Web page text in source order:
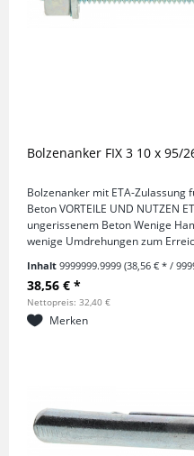
Bolzenanker FIX 3 10 x 95/
Bolzenanker mit ETA-
Beton VORTEILE UND NUTZEN
ungerissenem Beton Wenige
wenige Umdrehungen zum
Inhalt9999999.9999(38,56 € * /
38,56 € *
Nettopreis: 32,40 €
Merken